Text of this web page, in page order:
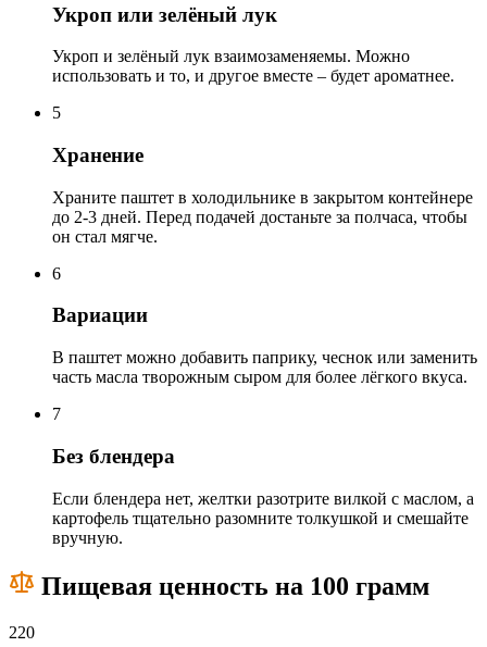
Укроп или зелёный лук
Укроп и зелёный лук взаимозаменяемы. Можно
использовать и то, и другое вместе – будет ароматнее.
5
Хранение
Храните паштет в холодильнике в закрытом контейнере
до 2-3 дней. Перед подачей достаньте за полчаса, чтобы
он стал мягче.
6
Вариации
В паштет можно добавить паприку, чеснок или заменить
часть масла творожным сыром для более лёгкого вкуса.
7
Без блендера
Если блендера нет, желтки разотрите вилкой с маслом, а
картофель тщательно разомните толкушкой и смешайте
вручную.
Пищевая ценность на 100 грамм
220